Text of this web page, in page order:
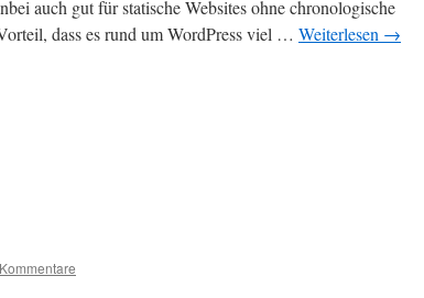
auch gut für statische Websites ohne chronologische
dass es rund um WordPress viel … Weiterlesen →